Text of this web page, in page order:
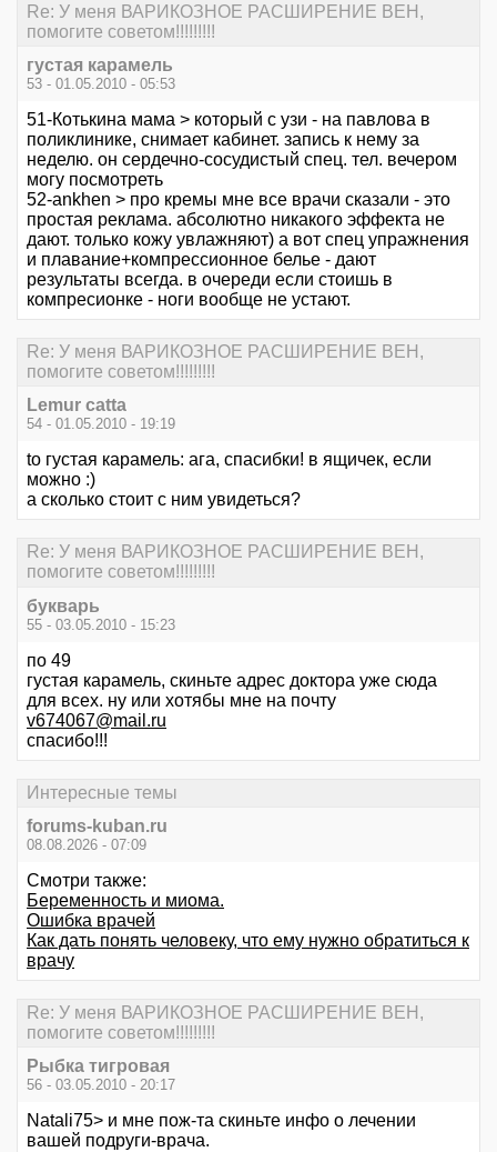
Re: У меня ВАРИКОЗНОЕ РАСШИРЕНИЕ ВЕН,
помогите советом!!!!!!!!!
густая карамель
53 - 01.05.2010 - 05:53
51-Котькина мама > который с узи - на павлова в
поликлинике, снимает кабинет. запись к нему за
неделю. он сердечно-сосудистый спец. тел. вечером
могу посмотреть
52-ankhen > про кремы мне все врачи сказали - это
простая реклама. абсолютно никакого эффекта не
дают. только кожу увлажняют) а вот спец упражнения
и плавание+компрессионное белье - дают
результаты всегда. в очереди если стоишь в
компресионке - ноги вообще не устают.
Re: У меня ВАРИКОЗНОЕ РАСШИРЕНИЕ ВЕН,
помогите советом!!!!!!!!!
Lemur catta
54 - 01.05.2010 - 19:19
to густая карамель: ага, спасибки! в ящичек, если
можно :)
а сколько стоит с ним увидеться?
Re: У меня ВАРИКОЗНОЕ РАСШИРЕНИЕ ВЕН,
помогите советом!!!!!!!!!
букварь
55 - 03.05.2010 - 15:23
по 49
густая карамель, скиньте адрес доктора уже сюда
для всех. ну или хотябы мне на почту
v674067@mail.ru
спасибо!!!
Интересные темы
forums-kuban.ru
08.08.2026 - 07:09
Смотри также:
Беременность и миома.
Ошибка врачей
Как дать понять человеку, что ему нужно обратиться к
врачу
Re: У меня ВАРИКОЗНОЕ РАСШИРЕНИЕ ВЕН,
помогите советом!!!!!!!!!
Рыбка тигровая
56 - 03.05.2010 - 20:17
Natali75> и мне пож-та скиньте инфо о лечении
вашей подруги-врача.